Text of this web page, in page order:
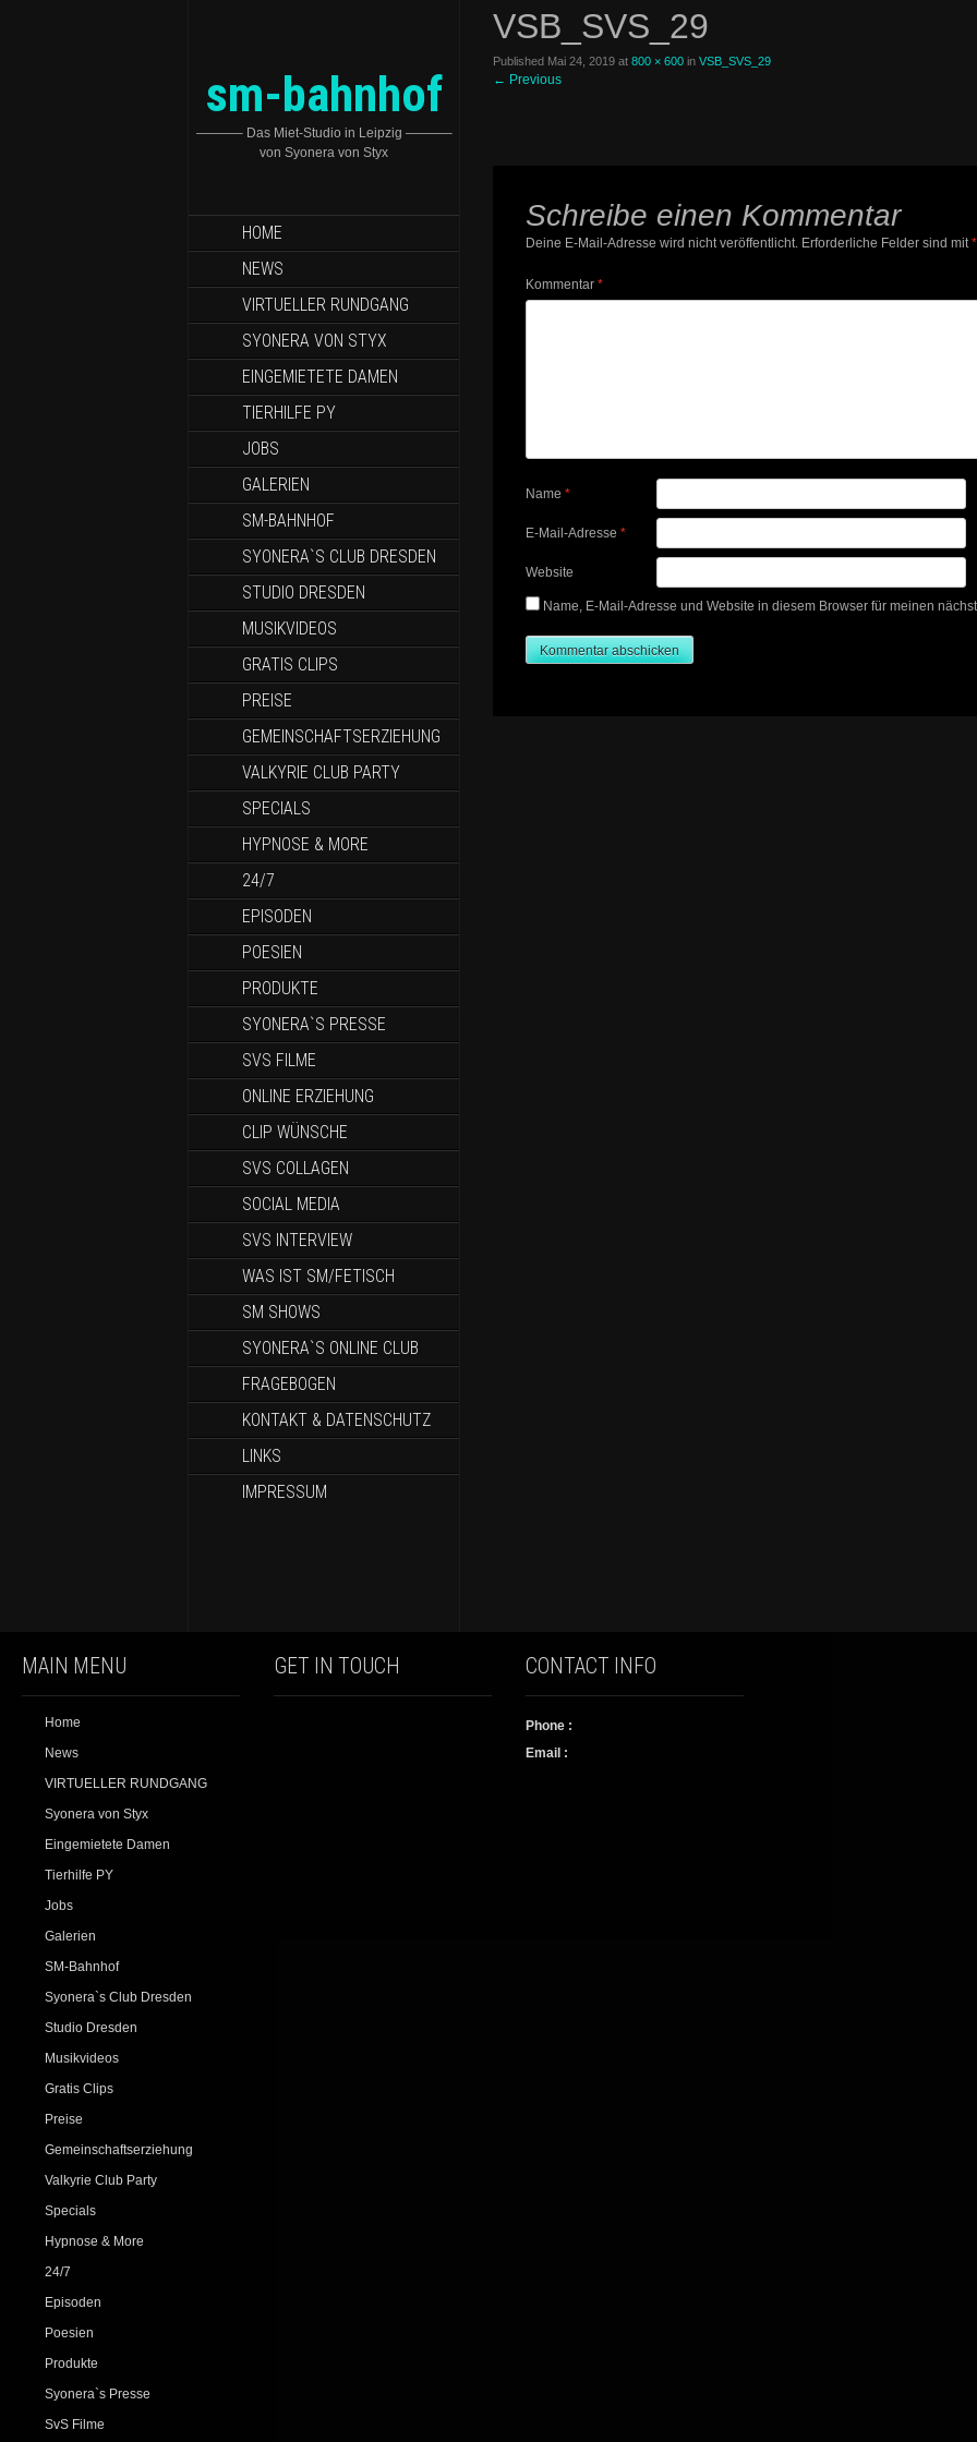
sm-bahnhof
———– Das Miet-Studio in Leipzig ———–
von Syonera von Styx
HOME
NEWS
VIRTUELLER RUNDGANG
SYONERA VON STYX
EINGEMIETETE DAMEN
TIERHILFE PY
JOBS
GALERIEN
SM-BAHNHOF
SYONERA`S CLUB DRESDEN
STUDIO DRESDEN
MUSIKVIDEOS
GRATIS CLIPS
PREISE
GEMEINSCHAFTSERZIEHUNG
VALKYRIE CLUB PARTY
SPECIALS
HYPNOSE & MORE
24/7
EPISODEN
POESIEN
PRODUKTE
SYONERA`S PRESSE
SVS FILME
ONLINE ERZIEHUNG
CLIP WÜNSCHE
SVS COLLAGEN
SOCIAL MEDIA
SVS INTERVIEW
WAS IST SM/FETISCH
SM SHOWS
SYONERA`S ONLINE CLUB
FRAGEBOGEN
KONTAKT & DATENSCHUTZ
LINKS
IMPRESSUM
VSB_SVS_29
Published Mai 24, 2019 at 800 × 600 in VSB_SVS_29
← Previous
Schreibe einen Kommentar
Deine E-Mail-Adresse wird nicht veröffentlicht. Erforderliche Felder sind mit*
Kommentar *
Name *
E-Mail-Adresse *
Website
Name, E-Mail-Adresse und Website in diesem Browser für meinen
MAIN MENU
Home
News
VIRTUELLER RUNDGANG
Syonera von Styx
Eingemietete Damen
Tierhilfe PY
Jobs
Galerien
SM-Bahnhof
Syonera`s Club Dresden
Studio Dresden
Musikvideos
Gratis Clips
Preise
Gemeinschaftserziehung
Valkyrie Club Party
Specials
Hypnose & More
24/7
Episoden
Poesien
Produkte
Syonera`s Presse
SvS Filme
GET IN TOUCH CONTACT INFO
Phone :
Email :